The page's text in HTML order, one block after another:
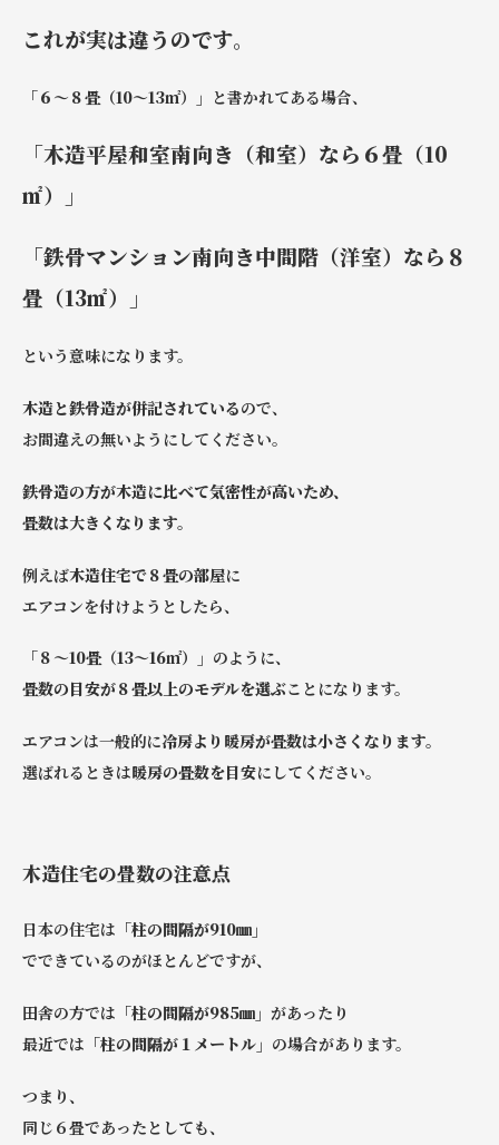
これが実は違うのです。
「６～８畳（10～13㎡）」 と書かれてある場合、
「木造平屋和室南向き（和室）なら６畳（10
㎡）」
「鉄骨マンション南向き中間階（洋室）なら８
畳（13㎡）」
という意味になります。
木造と鉄骨造が併記されているので、
お間違えの無いようにしてください。
鉄骨造の方が木造に比べて気密性が高いため、
畳数は大きくなります。
例えば木造住宅で８畳の部屋に
エアコンを付けようとしたら、
「８～10畳（13～16㎡）」 のように、
畳数の目安が８畳以上のモデルを選ぶことになります。
エアコンは一般的に冷房より暖房が畳数は小さくなります。
選ばれるときは暖房の畳数を目安にしてください。
木造住宅の畳数の注意点
日本の住宅は 「柱の間隔が910㎜」
でできているのがほとんどですが、
田舎の方では 「柱の間隔が985㎜」 があったり
最近では 「柱の間隔が１メートル」 の場合があります。
つまり、
同じ６畳であったとしても、